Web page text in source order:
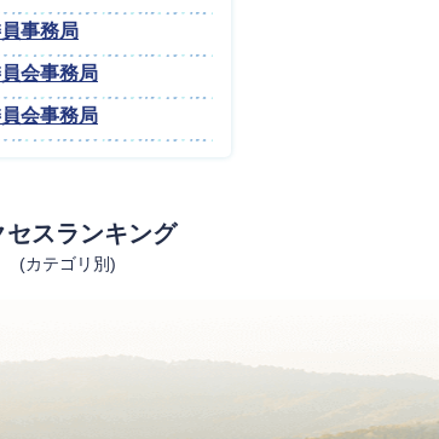
事務局
会事務局
会事務局
セスランキング
(カテゴリ別)